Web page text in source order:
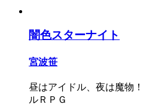
闇色スターナイト
宮波笹
昼はアイドル、夜は魔物
ルＲＰＧ